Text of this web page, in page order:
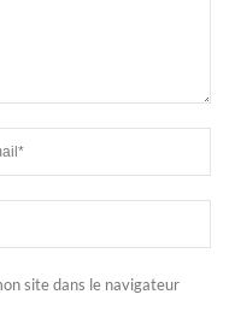
site dans le navigateur